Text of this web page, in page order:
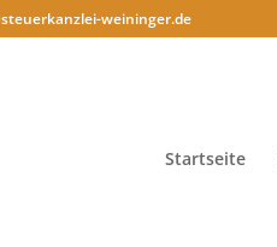
weininger.de
Startseite